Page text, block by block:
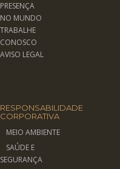
PRESENÇA
NO MUNDO
TRABALHE
CONOSCO
AVISO LEGAL
RESPONSABILIDADE
CORPORATIVA
MEIO AMBIENTE
SAÚDE E
SEGURANÇA